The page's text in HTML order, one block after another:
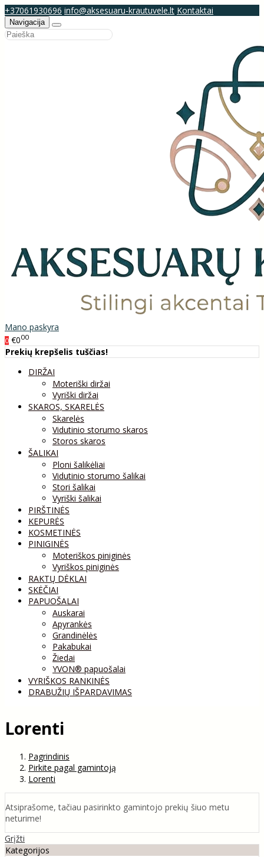
+37061930696 info@aksesuaru-krautuvele.lt Kontaktai
Navigacija
Mano paskyra
0 €000
Prekių krepšelis tuščias!
DIRŽAI
Moteriški diržai
Vyriški diržai
SKAROS, SKARELĖS
Skarelės
Vidutinio storumo skaros
Storos skaros
ŠALIKAI
Ploni šalikėliai
Vidutinio storumo šalikai
Stori šalikai
Vyriški šalikai
PIRŠTINĖS
KEPURĖS
KOSMETINĖS
PINIGINĖS
Moteriškos piniginės
Vyriškos piniginės
RAKTŲ DĖKLAI
SKĖČIAI
PAPUOŠALAI
Auskarai
Apyrankės
Grandinėlės
Pakabukai
Žiedai
YVON® papuošalai
VYRIŠKOS RANKINĖS
DRABUŽIŲ IŠPARDAVIMAS
Lorenti
Pagrindinis
Pirkite pagal gamintoją
Lorenti
Atsiprašome, tačiau pasirinkto gamintojo prekių šiuo metu
neturime!
Grįžti
Kategorijos